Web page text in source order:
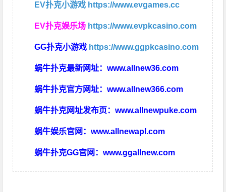
EV扑克小游戏 https://www.evgames.cc
EV扑克娱乐场 https://www.evpkcasino.com
GG扑克小游戏 https://www.ggpkcasino.com
蜗牛扑克最新网址：www.allnew36.com
蜗牛扑克官方网址：www.allnew366.com
蜗牛扑克网址发布页：www.allnewpuke.com
蜗牛娱乐官网：www.allnewapl.com
蜗牛扑克GG官网：www.ggallnew.com